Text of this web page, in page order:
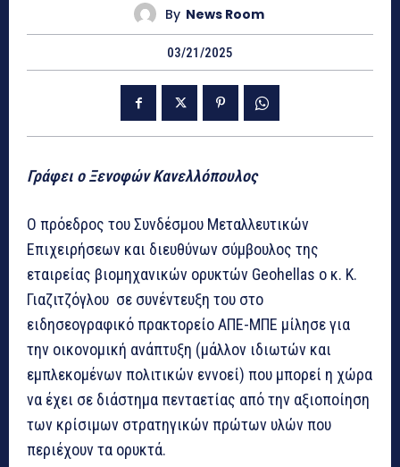
By News Room
03/21/2025
Γράφει ο Ξενοφών Κανελλόπουλος
Ο πρόεδρος του Συνδέσμου Μεταλλευτικών
Επιχειρήσεων και διευθύνων σύμβουλος της
εταιρείας βιομηχανικών ορυκτών Geohellas ο κ. Κ.
Γιαζιτζόγλου σε συνέντευξη του στο
ειδησεογραφικό πρακτορείο ΑΠΕ-ΜΠΕ μίλησε για
την οικονομική ανάπτυξη (μάλλον ιδιωτών και
εμπλεκομένων πολιτικών εννοεί) που μπορεί η χώρα
να έχει σε διάστημα πενταετίας από την αξιοποίηση
των κρίσιμων στρατηγικών πρώτων υλών που
περιέχουν τα ορυκτά.